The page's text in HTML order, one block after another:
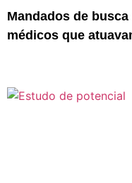
Mandados de
médicos que